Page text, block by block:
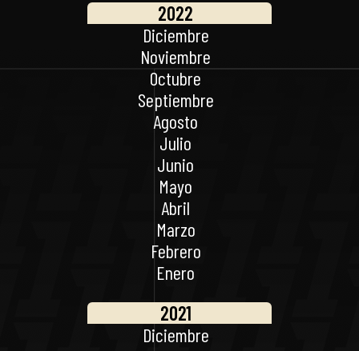
2022
Diciembre
Noviembre
Octubre
Septiembre
Agosto
Julio
Junio
Mayo
Abril
Marzo
Febrero
Enero
2021
Diciembre